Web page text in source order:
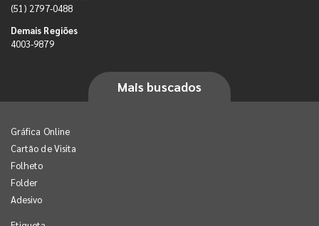
(51) 2797-0488
Demais Regiões
4003-9879
Mais buscados
Gráfica Online
Cartão de Visita
Folheto
Folder
Adesivo